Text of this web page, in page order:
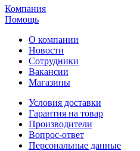
Компания
Помощь
О компании
Новости
Сотрудники
Вакансии
Магазины
Условия доставки
Гарантия на товар
Производители
Вопрос-ответ
Персональные данные